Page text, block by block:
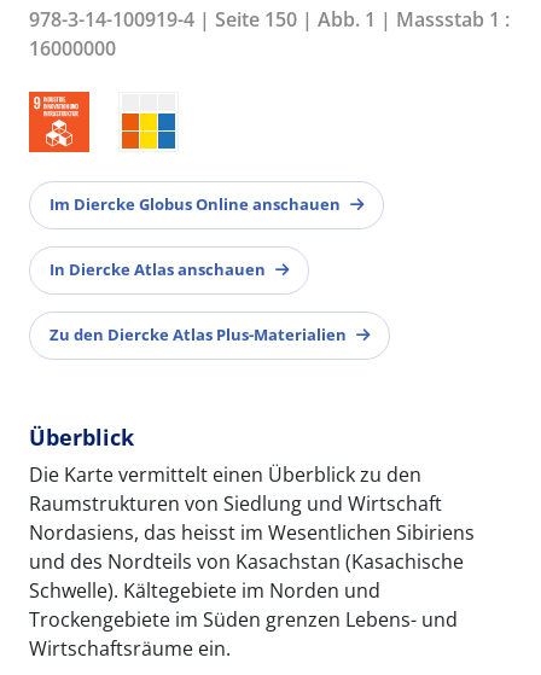
978-3-14-100919-4 | Seite 150 | Abb. 1 | Massstab 1 :
16000000
Im Diercke Globus Online anschauen
In Diercke Atlas anschauen
Zu den Diercke Atlas Plus-Materialien
Überblick
Die Karte vermittelt einen Überblick zu den
Raumstrukturen von Siedlung und Wirtschaft
Nordasiens, das heisst im Wesentlichen Sibiriens
und des Nordteils von Kasachstan (Kasachische
Schwelle). Kältegebiete im Norden und
Trockengebiete im Süden grenzen Lebens- und
Wirtschaftsräume ein.